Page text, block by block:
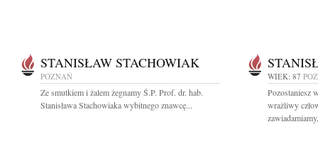
STANISŁAW STACHOWIAK
POZNAŃ
Ze smutkiem i żalem żegnamy Ś.P. Prof. dr. hab.
Stanisława Stachowiaka wybitnego znawcę...
WIEK: 87
Pozostaniesz
wrażliwy